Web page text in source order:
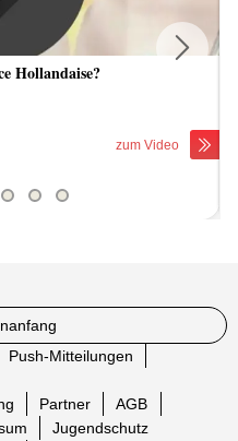
Hollandaise?
zum Video
Push-Mitteilungen
Partner
AGB
Jugendschutz